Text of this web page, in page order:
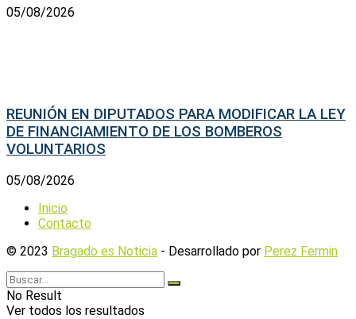
05/08/2026
REUNIÓN EN DIPUTADOS PARA MODIFICAR LA LEY
DE FINANCIAMIENTO DE LOS BOMBEROS
VOLUNTARIOS
05/08/2026
Inicio
Contacto
© 2023 Bragado es Noticia - Desarrollado por Perez Fermin
No Result
Ver todos los resultados